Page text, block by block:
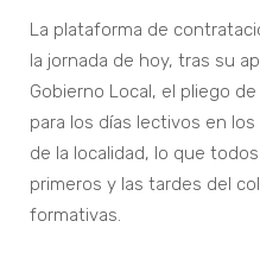
La plataforma de
la jornada de hoy, tras su
Gobierno Local, el pliego
para los días lectivos en
de la localidad, lo que
primeros y las tardes del
formativas.